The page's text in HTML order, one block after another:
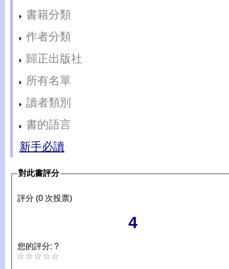
書籍分類
作者分類
歸正出版社
所有名單
讀者類別
書的語言
新手必讀
對此書評分
評分 (0 次投票)
4
您的評分: ?